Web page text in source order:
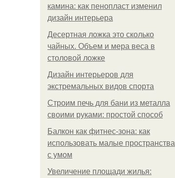
камина: как пенопласт изменил
дизайн интерьера
Десертная ложка это сколько
чайных. Объем и мера веса в
столовой ложке
Дизайн интерьеров для
экстремальных видов спорта
Строим печь для бани из металла
своими руками: простой способ
Балкон как фитнес-зона: как
использовать малые пространства
с умом
Увеличение площади жилья: